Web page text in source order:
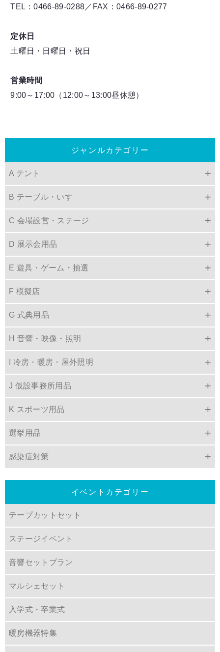
ジャンルカテゴリー
A テント
B テーブル・いす
C 会場設営・ステージ
D 展示会用品
E 遊具・ゲーム・抽選
F 模擬店
G 式典用品
H 音響・映像・照明
I 冷房・暖房・屋外照明
J 仮設事務所用品
K スポーツ用品
選挙用品
感染症対策
イベントカテゴリー
テープカットセット
ステージイベント
音響セットプラン
マルシェセット
入学式・卒業式
暖房機器特集
TEL：0466-89-0288／FAX：0466-89-0277
定休日
土曜日・日曜日・祝日
営業時間
9:00～17:00（12:00～13:00昼休憩）